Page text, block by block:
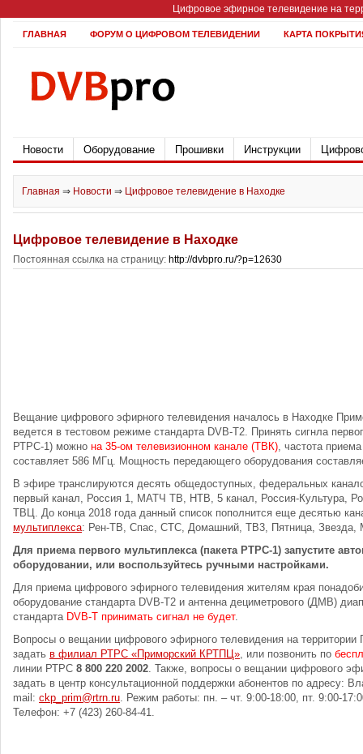
Цифровое эфирное телевидение на
ГЛАВНАЯ ФОРУМ О ЦИФРОВОМ ТЕЛЕВИДЕНИИ КАРТА
Новости Оборудование Прошивки Инструкции
Главная ⇒ Новости ⇒ Цифровое телевидение в Находке
Цифровое телевидение в Находке
Постоянная ссылка на страницу: http://dvbpro.ru/?p=12630
Вещание цифрового эфирного телевидения началось в Находке
ведется в тестовом режиме стандарта DVB-T2. Принять сигнла
РТРС-1) можно на 35-ом телевизионном канале (ТВК), частота
составляет 586 МГц. Мощность передающего оборудования
В эфире транслируются десять общедоступных, федеральных
первый канал, Россия 1, МАТЧ ТВ, НТВ, 5 канал, Россия-Культура,
ТВЦ. До конца 2018 года данный список пополнится еще десятью
мультиплекса: Рен-ТВ, Спас, СТС, Домашний, ТВ3, Пятница,
Для приема первого мультиплекса (пакета РТРС-1) запустите
оборудовании, или воспользуйтесь ручными настройками.
Для приема цифрового эфирного телевидения жителям края
оборудование стандарта DVB-T2 и антенна дециметрового (ДМВ)
стандарта DVB-T принимать сигнал не будет.
Вопросы о вещании цифрового эфирного телевидения на территории
задать в филиал РТРС «Приморский КРТПЦ», или позвонить по
линии РТРС 8 800 220 2002. Также, вопросы о вещании цифрового
задать в центр консультационной поддержки абонентов по адресу:
mail: ckp_prim@rtrn.ru. Режим работы: пн. – чт. 9:00-18:00, пт. 9:00-
Телефон: +7 (423) 260-84-41.